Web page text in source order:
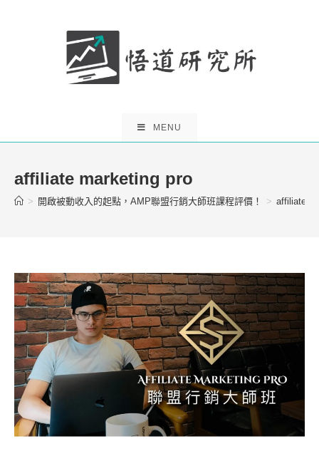
MENU
affiliate marketing pro
> 開啟被動收入的起點，AMP聯盟行銷大師班課程評價！ > affiliate